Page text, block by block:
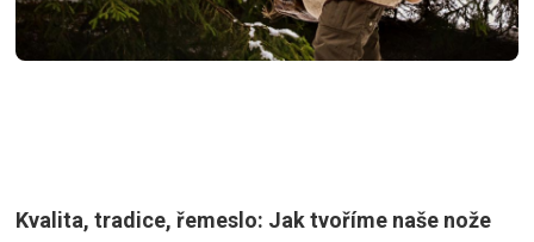
Kvalita, tradice, řemeslo: Jak tvoříme naše nože